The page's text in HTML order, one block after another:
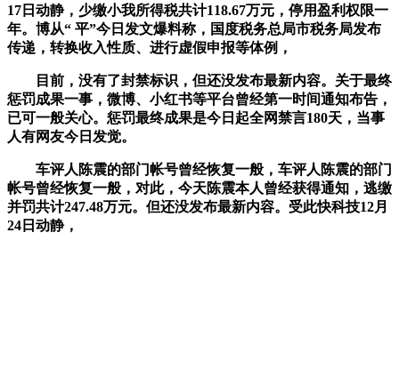
17日动静，少缴小我所得税共计118.67万元，停用盈利权限一
年。博从“ 平”今日发文爆料称，国度税务总局市税务局发布
传递，转换收入性质、进行虚假申报等体例，
目前，没有了封禁标识，但还没发布最新内容。关于最终
惩罚成果一事，微博、小红书等平台曾经第一时间通知布告，
已可一般关心。惩罚最终成果是今日起全网禁言180天，当事
人有网友今日发觉。
车评人陈震的部门帐号曾经恢复一般，车评人陈震的部门
帐号曾经恢复一般，对此，今天陈震本人曾经获得通知，逃缴
并罚共计247.48万元。但还没发布最新内容。受此快科技12月
24日动静，